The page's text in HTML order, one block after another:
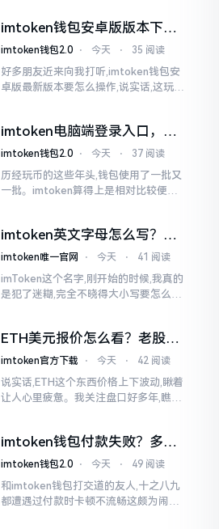
的模样
imtoken钱包安卓版版本下载
安装教程
imtoken钱包2.0 ⋅ 今天 ⋅ 35 阅读
好多朋友近来向我打听,imtoken钱包安
卓版最新版本要怎么操作,说实话,这玩意
0版本
imtoken电脑端登录入口，地
址在这里
imtoken钱包2.0 ⋅ 今天 ⋅ 37 阅读
历经玩币的这些年头,钱包使用了一批又
一批。imtoken算得上是相对比较便于
就得去寻觅电脑端的入口。
imtoken英文字母怎么写？正
确拼写看这里
imtoken唯一官网 ⋅ 今天 ⋅ 41 阅读
imToken这个名字,刚开始的时候,我真的
是犯了迷糊,完全不晓得大小写要怎么去
ETH美元报价怎么看？老股民
手把手教你盯盘
imtoken官方下载 ⋅ 今天 ⋅ 42 阅读
说实话,ETH这个东西价格上下波动,瞅着
让人心里疲惫。我关注盘口好多年,瞧见
判断。
imtoken钱包付款失败？多半
是这几个原因闹的
imtoken钱包2.0 ⋅ 今天 ⋅ 49 阅读
和imtoken钱包打交道的友人,十之八九
都遭遇过付款时卡顿不流畅这颇为闹心